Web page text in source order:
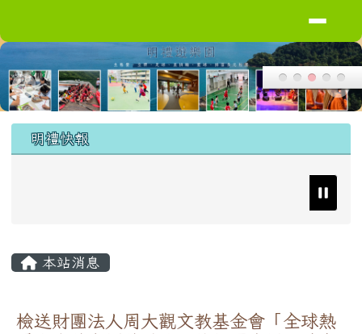
上中區域內容
明禮快報
主內容區域
本站消息
檢送財團法人周大觀文教基金會「全球熱
頁尾區域